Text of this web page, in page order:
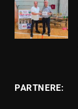
PARTNERE: